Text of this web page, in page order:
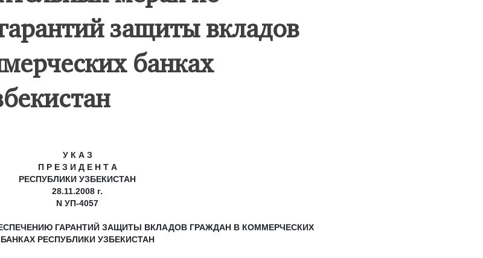
защиты вкладов
банках
У К А З
П Р Е З И Д Е Н Т А
РЕСПУБЛИКИ УЗБЕКИСТАН
28.11.2008 г.
N УП-4057
ГАРАНТИЙ ЗАЩИТЫ ВКЛАДОВ ГРАЖДАН В КОММЕРЧЕСКИХ
БАНКАХ РЕСПУБЛИКИ УЗБЕКИСТАН